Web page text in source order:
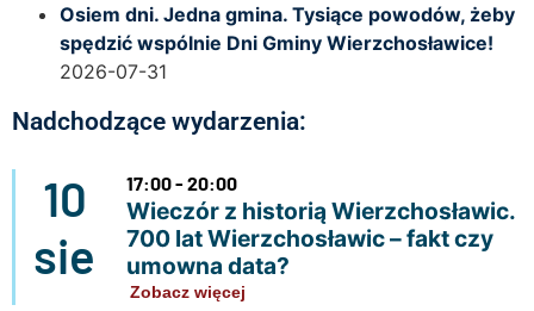
Osiem dni. Jedna gmina. Tysiące powodów, żeby
spędzić wspólnie Dni Gminy Wierzchosławice!
2026-07-31
Nadchodzące wydarzenia:
10
sie
17:00 - 20:00
Wieczór z historią Wierzchosławic.
700 lat Wierzchosławic – fakt czy
umowna data?
Zobacz więcej